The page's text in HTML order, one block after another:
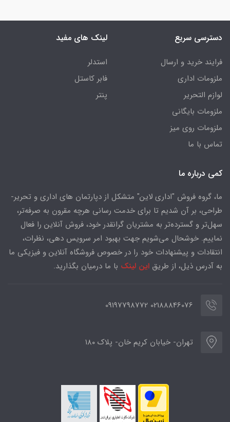
دسترسی سریع
فرایند خرید و ارسال
ملزومات اداری
لوازم التحریر
ملزومات بایگانی
ملزومات روی میز
تماس با ما
لینک های مفید
استدلر
فابر کاستل
پنتر
کمی درباره ما
ما، گروه فروش "اداری لاین" متشکل از دپارتمان های اداری و تحریر-
طراحی، بر آن شدیم تا برای خدمت رسانی هرچه مقرون به صرفه‌تر،
سهل‌تر و گسترده‌تر به مشتریان گرانقدر خود، فروش آنلاین را فعال
نماییم. خوشحال می‌شویم جهت بهبود امر سرویس دهی، نظرات،
انتقادات و پیشنهادات خود را در خصوص فروشگاه آنلاین و فیزیکی ما
به آدرس ذیل، از طریق این لینک با ما درمیان بگذارید.
02188846076 09197798772
تهران- خیابان کریم خان- پلاک ۱۸۰